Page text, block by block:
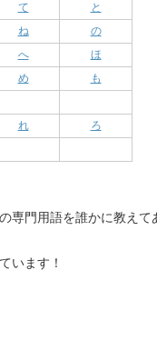
て
と
ね
の
へ
ほ
め
も
れ
ろ
専門用語を誰かに教えて
います！